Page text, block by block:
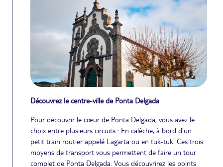
Découvrez le centre-ville de Ponta Delgada
Pour découvrir le cœur de Ponta Delgada, vous avez le
choix entre plusieurs circuits : En calèche, à bord d'un
petit train routier appelé Lagarta ou en tuk-tuk. Ces trois
moyens de transport vous permettent de faire un tour
complet de Ponta Delgada. Vous découvrirez les points